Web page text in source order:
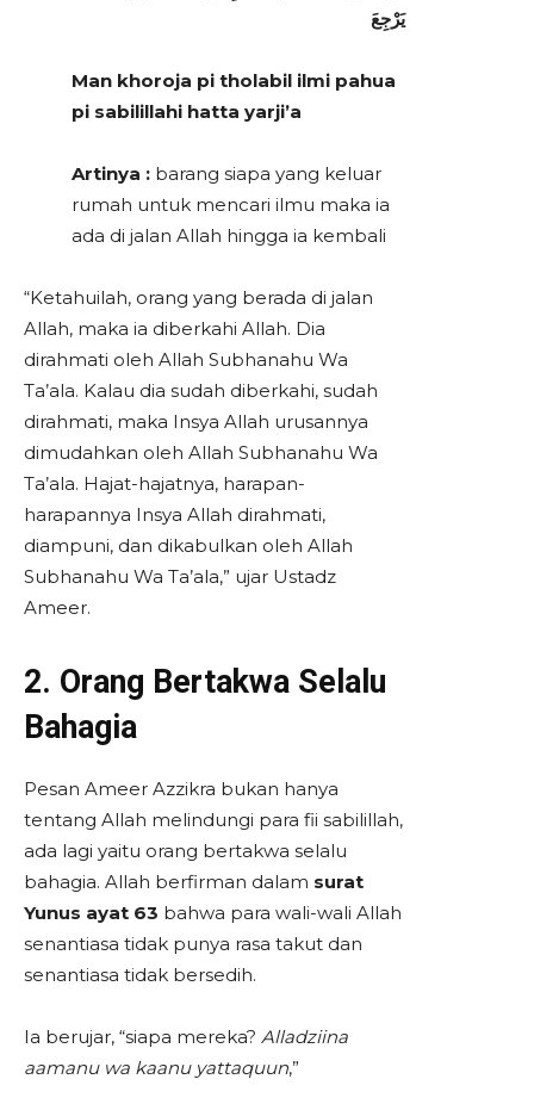
يَرْجِعَ
Man khoroja pi tholabil ilmi pahua
pi sabilillahi hatta yarji’a
Artinya : barang siapa yang keluar
rumah untuk mencari ilmu maka ia
ada di jalan Allah hingga ia kembali
“Ketahuilah, orang yang berada di jalan
Allah, maka ia diberkahi Allah. Dia
dirahmati oleh Allah Subhanahu Wa
Ta’ala. Kalau dia sudah diberkahi, sudah
dirahmati, maka Insya Allah urusannya
dimudahkan oleh Allah Subhanahu Wa
Ta’ala. Hajat-hajatnya, harapan-
harapannya Insya Allah dirahmati,
diampuni, dan dikabulkan oleh Allah
Subhanahu Wa Ta’ala,” ujar Ustadz
Ameer.
2. Orang Bertakwa Selalu
Bahagia
Pesan Ameer Azzikra bukan hanya
tentang Allah melindungi para fii sabilillah,
ada lagi yaitu orang bertakwa selalu
bahagia. Allah berfirman dalam surat
Yunus ayat 63 bahwa para wali-wali Allah
senantiasa tidak punya rasa takut dan
senantiasa tidak bersedih.
Ia berujar, “siapa mereka? Alladziina
aamanu wa kaanu yattaquun,”